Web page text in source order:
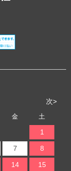
次>
金 土
1
7 8
14 15